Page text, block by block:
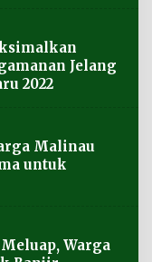
Jelang
2022
Malinau
untuk
Warga